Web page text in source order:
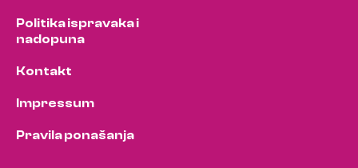
Politika ispravaka i
nadopuna
Kontakt
Impressum
Pravila ponašanja